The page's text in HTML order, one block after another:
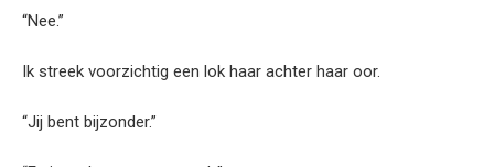
“Nee.”
Ik streek voorzichtig een lok haar achter haar oor.
“Jij bent bijzonder.”